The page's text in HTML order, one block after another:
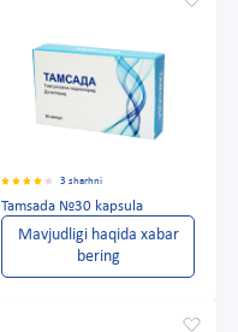
3 sharhni
Tamsada №30 kapsula
Mavjudligi haqida xabar
bering